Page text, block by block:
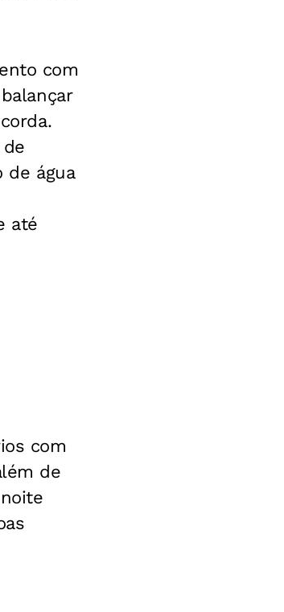
com
de água
até
com
de